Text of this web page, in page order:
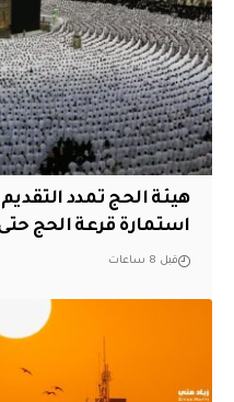
هيئة الحج تمدد
استمارة قرعة الحج
قبل 8 ساعات